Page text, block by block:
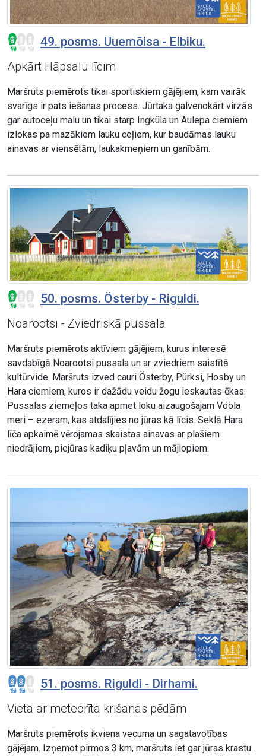
49. posms. Uuemõisa - Elbiku.
Apkārt Hāpsalu līcim
Maršruts piemērots tikai sportiskiem gājējiem, kam vairāk
svarīgs ir pats iešanas process. Jūrtaka galvenokārt virzās
gar autoceļu malu un tikai starp Ingküla un Aulepa ciemiem
izlokas pa mazākiem lauku ceļiem, kur baudāmas lauku
ainavas ar viensētām, laukakmeņiem un ganībām.
50. posms. Österby - Riguldi.
Noarootsi - Zviedriskā pussala
Maršruts piemērots aktīviem gājējiem, kurus interesē
savdabīgā Noarootsi pussala un ar zviedriem saistītā
kultūrvide. Maršruts izved cauri Österby, Pürksi, Hosby un
Hara ciemiem, kuros ir dažādu veidu žogu ieskautas ēkas.
Pussalas ziemeļos taka apmet loku aizaugošajam Vööla
meri – ezeram, kas atdalījies no jūras kā līcis. Seklā Hara
līča apkaimē vērojamas skaistas ainavas ar plašiem
niedrājiem, piejūras kadiķu pļavām un mājlopiem.
51. posms. Riguldi - Dirhami.
Vieta ar meteorīta krišanas pēdām
Maršruts piemērots ikviena vecuma un sagatavotības
gājējam. Izņemot pirmos 3 km, maršruts iet gar jūras krastu.